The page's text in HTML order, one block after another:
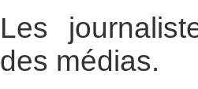
Les
des médias.